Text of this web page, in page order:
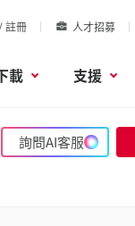
註冊 人才招募
載 支援
詢問AI客服